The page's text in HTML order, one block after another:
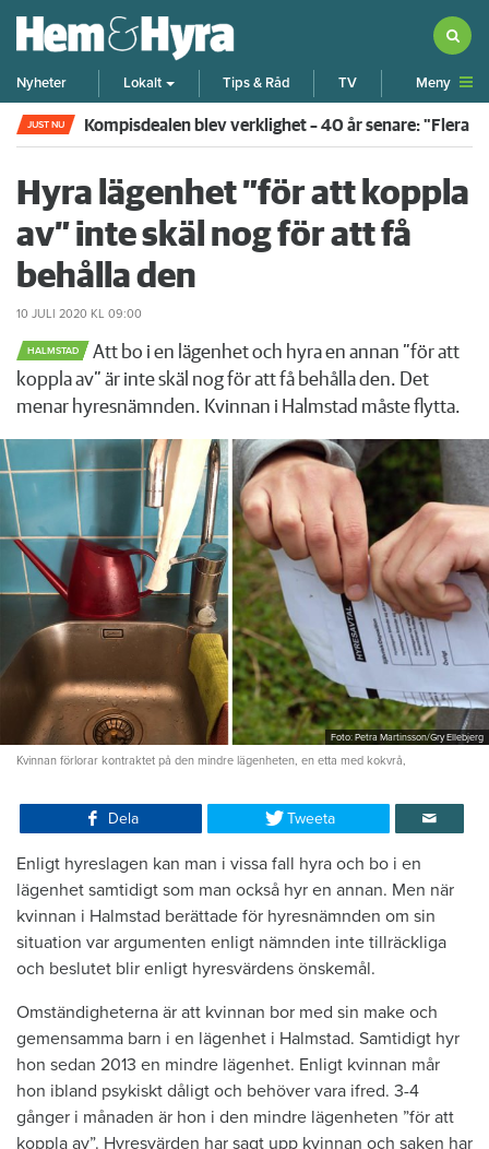
Nyheter Lokalt Tips & Råd TV Meny
JUST NU Kompisdealen blev verklighet – 40 år senare: "Flera
Hyra lägenhet ”för att koppla
av” inte skäl nog för att få
behålla den
10 JULI 2020 KL 09:00
HALMSTAD
Att bo i en lägenhet och hyra en annan ”för att
koppla av” är inte skäl nog för att få behålla den. Det
menar hyresnämnden. Kvinnan i Halmstad måste flytta.
Foto: Petra Martinsson/Gry Ellebjerg
Kvinnan förlorar kontraktet på den mindre lägenheten, en etta med kokvrå,
Dela Tweeta
Enligt hyreslagen kan man i vissa fall hyra och bo i en
lägenhet samtidigt som man också hyr en annan. Men när
kvinnan i Halmstad berättade för hyresnämnden om sin
situation var argumenten enligt nämnden inte tillräckliga
och beslutet blir enligt hyresvärdens önskemål.
Omständigheterna är att kvinnan bor med sin make och
gemensamma barn i en lägenhet i Halmstad. Samtidigt hyr
hon sedan 2013 en mindre lägenhet. Enligt kvinnan mår
hon ibland psykiskt dåligt och behöver vara ifred. 3-4
gånger i månaden är hon i den mindre lägenheten ”för att
koppla av”. Hyresvärden har sagt upp kvinnan och saken har